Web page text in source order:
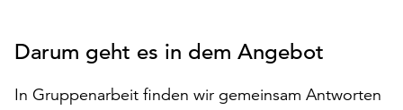
werden.
Klicken
Darum geht es in dem Angebot
In Gruppenarbeit finden wir gemeinsam Antworten